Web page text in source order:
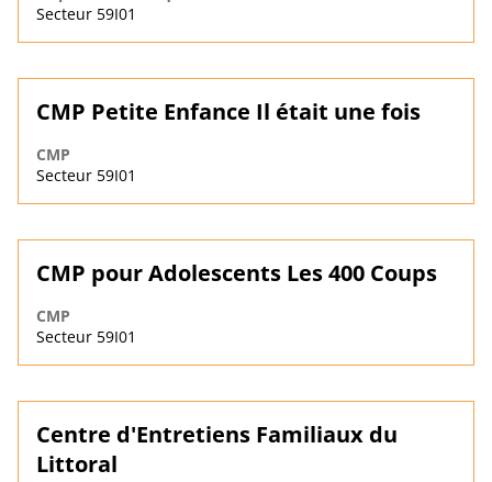
Secteur 59I01
CMP Petite Enfance Il était une fois
CMP
Secteur 59I01
CMP pour Adolescents Les 400 Coups
CMP
Secteur 59I01
Centre d'Entretiens Familiaux du
Littoral